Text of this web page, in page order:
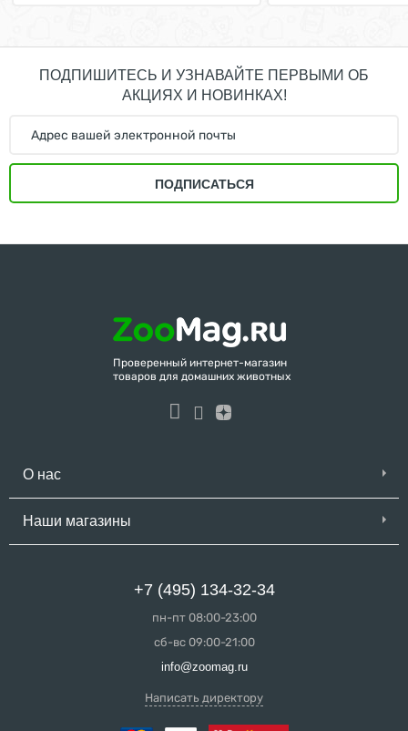
ПОДПИШИТЕСЬ И УЗНАВАЙТЕ ПЕРВЫМИ ОБ
АКЦИЯХ И НОВИНКАХ!
ПОДПИСАТЬСЯ
Проверенный интернет-магазин
товаров для домашних животных
О нас
Наши магазины
+7 (495) 134-32-34
пн-пт 08:00-23:00
сб-вс 09:00-21:00
info@zoomag.ru
Написать директору